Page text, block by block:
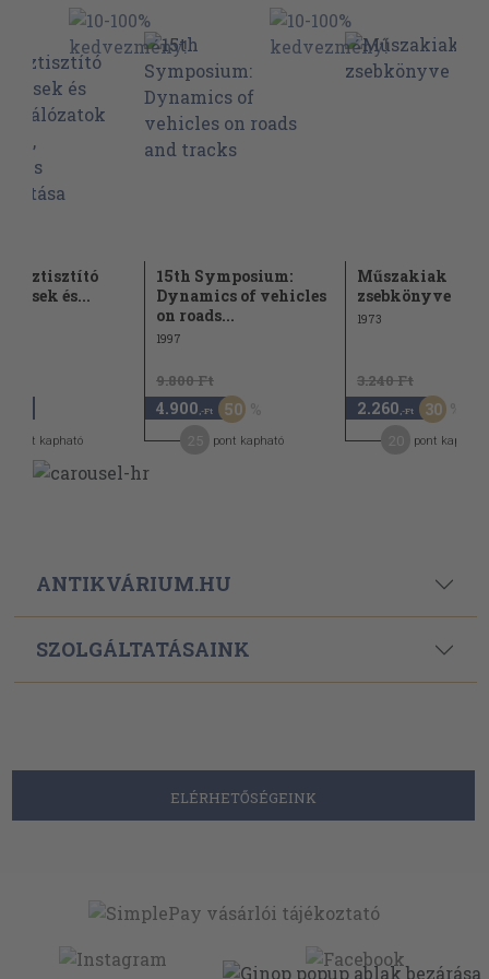
és...
pont kapható
15th Symposium:
Dynamics of vehicles
on roads...
1997
9.800 Ft
4.900 ,-Ft 50
pont kapható
Műszakiak
zsebkönyve
1973
3.240 Ft
2.260 ,-Ft 30
pont kapható
ANTIKVÁRIUM.HU
SZOLGÁLTATÁSAINK
ELÉRHETŐSÉGEINK